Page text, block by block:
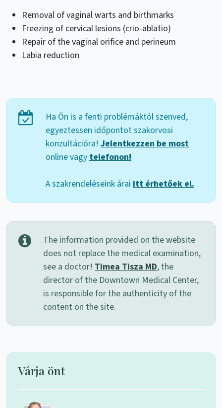
Removal of vaginal warts and birthmarks
Freezing of cervical lesions (crio-ablatio)
Repair of the vaginal orifice and perineum
Labia reduction
Ha Ön is a fenti problémáktól szenved,
egyeztessen időpontot szakorvosi
konzultációra! Jelentkezzen be most
online vagy telefonon!
A szakrendeléseink árai itt érhetőek el.
The information provided on the website
does not replace the medical examination,
see a doctor! Timea Tisza MD, the
director of the Downtown Medical Center,
is responsible for the authenticity of the
content on the site.
Várja önt